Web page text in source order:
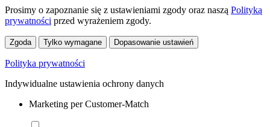
Prosimy o zapoznanie się z ustawieniami zgody oraz naszą Polityką
prywatności przed wyrażeniem zgody.
Zgoda Tylko wymagane Dopasowanie ustawień
Polityka prywatności
Indywidualne ustawienia ochrony danych
Marketing per Customer-Match